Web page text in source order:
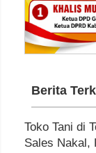
Berita
Toko Tani di
Sales Nakal,